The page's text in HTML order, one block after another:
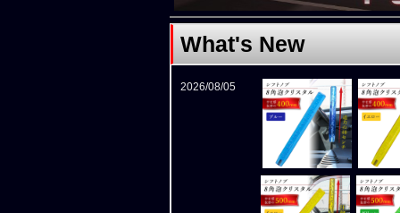
What's New
2026/08/05